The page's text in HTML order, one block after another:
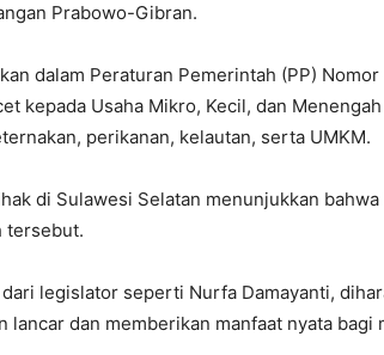
Prabowo-Gibran.
dalam Peraturan Pemerintah (PP)
kepada Usaha Mikro, Kecil, dan
perikanan, kelautan, serta UMKM.
di Sulawesi Selatan menunjukkan
tersebut.
legislator seperti Nurfa Damayanti,
lancar dan memberikan manfaat nyata bagi